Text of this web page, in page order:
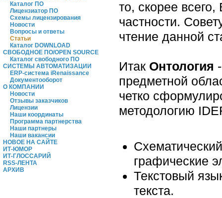
Каталог ПО
Лицензиатор ПО
Схемы лицензирования
Новости
Вопросы и ответы
Статьи
Каталог DOWNLOAD
СВОБОДНОЕ ПО/OPEN SOURCE
Каталог свободного ПО
СИСТЕМЫ АВТОМАТИЗАЦИИ
ERP-система iRenaissance
Документооборот
О КОМПАНИИ
Новости
Отзывы заказчиков
Лицензии
Наши координаты
Программа партнерства
Наши партнеры
Наши вакансии
НОВОЕ НА САЙТЕ
ИТ-ЮМОР
ИТ-ГЛОССАРИЙ
RSS-ЛЕНТА
АРХИВ
то, скорее
частности.
чтение данной
Итак Онтология
предметной
четко
методологию
графические
Текстовый
текста.